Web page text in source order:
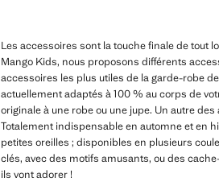
Les accessoires sont la touche finale de tout
Mango Kids, nous proposons différents
accessoires les plus utiles de la garde-robe
actuellement adaptés à 100 % au corps de
originale à une robe ou une jupe. Un autre
Totalement indispensable en automne et en
petites oreilles ; disponibles en plusieurs
clés, avec des motifs amusants, ou des
ils vont adorer !